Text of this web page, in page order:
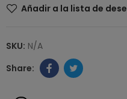
Añadir a la lista de
SKU: N/A